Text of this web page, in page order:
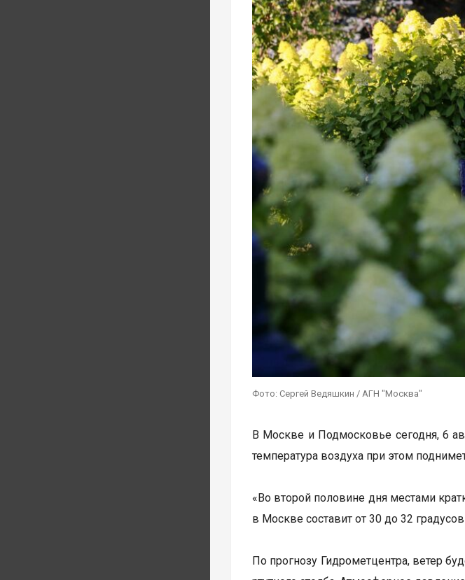
Фото: Сергей Ведяшкин / АГН "Москва"
В Москве и Подмосковье сегодня, 6
температура воздуха при этом
«Во второй половине дня местами
в Москве составит от 30 до 32
По прогнозу Гидрометцентра, ветер